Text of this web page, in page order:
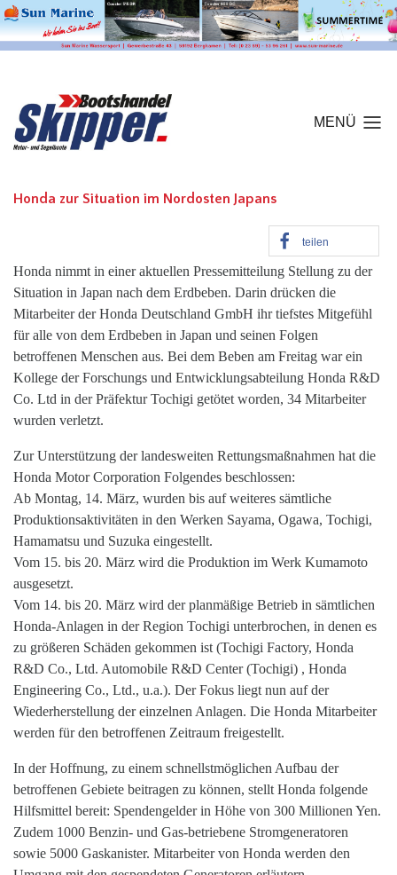
MENÜ
Honda zur Situation im Nordosten Japans
teilen
Honda nimmt in einer aktuellen Pressemitteilung Stellung zu der
Situation in Japan nach dem Erdbeben. Darin drücken die
Mitarbeiter der Honda Deutschland GmbH ihr tiefstes Mitgefühl
für alle von dem Erdbeben in Japan und seinen Folgen
betroffenen Menschen aus. Bei dem Beben am Freitag war ein
Kollege der Forschungs und Entwicklungsabteilung Honda R&D
Co. Ltd in der Präfektur Tochigi getötet worden, 34 Mitarbeiter
wurden verletzt.
Zur Unterstützung der landesweiten Rettungsmaßnahmen hat die
Honda Motor Corporation Folgendes beschlossen:
Ab Montag, 14. März, wurden bis auf weiteres sämtliche
Produktionsaktivitäten in den Werken Sayama, Ogawa, Tochigi,
Hamamatsu und Suzuka eingestellt.
Vom 15. bis 20. März wird die Produktion im Werk Kumamoto
ausgesetzt.
Vom 14. bis 20. März wird der planmäßige Betrieb in sämtlichen
Honda-Anlagen in der Region Tochigi unterbrochen, in denen es
zu größeren Schäden gekommen ist (Tochigi Factory, Honda
R&D Co., Ltd. Automobile R&D Center (Tochigi) , Honda
Engineering Co., Ltd., u.a.). Der Fokus liegt nun auf der
Wiederherstellung der einzelnen Anlagen. Die Honda Mitarbeiter
werden für den betroffenen Zeitraum freigestellt.
In der Hoffnung, zu einem schnellstmöglichen Aufbau der
betroffenen Gebiete beitragen zu können, stellt Honda folgende
Hilfsmittel bereit: Spendengelder in Höhe von 300 Millionen Yen.
Zudem 1000 Benzin- und Gas-betriebene Stromgeneratoren
sowie 5000 Gaskanister. Mitarbeiter von Honda werden den